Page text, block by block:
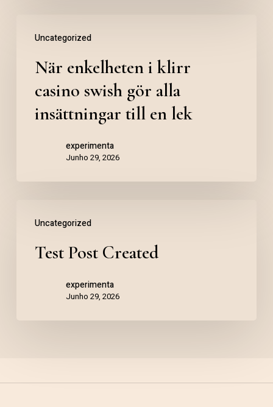
Uncategorized
När enkelheten i klirr
casino swish gör alla
insättningar till en lek
experimenta
Junho 29, 2026
Uncategorized
Test Post Created
experimenta
Junho 29, 2026